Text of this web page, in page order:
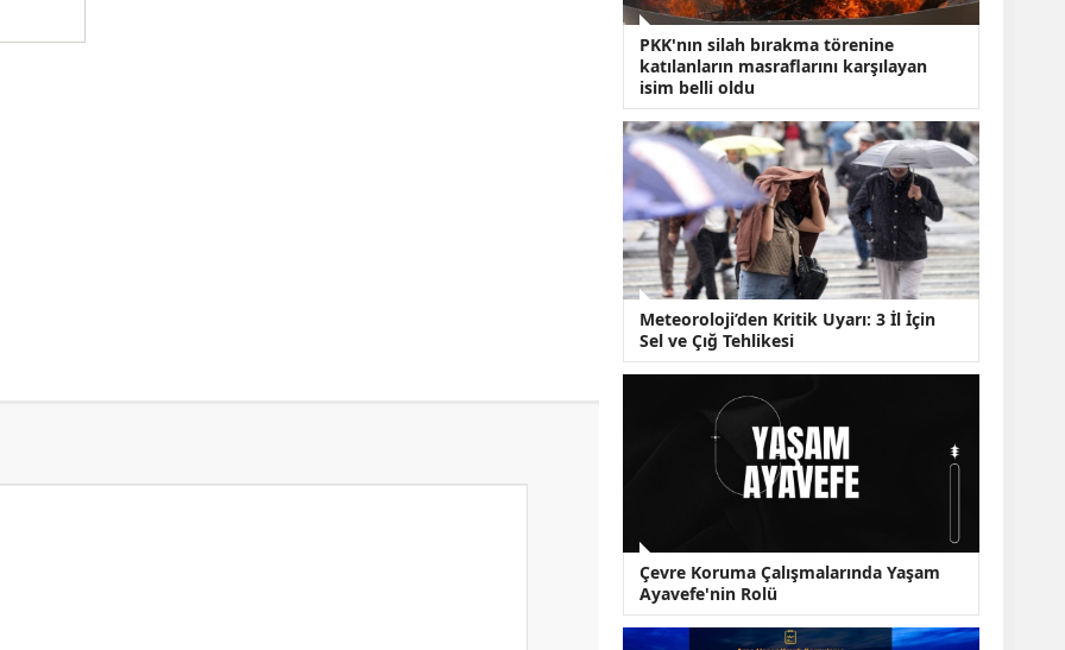
Emekli Maaşlarında
Temmuz Hesabı:
Zam Oranı ve Taban
Aylık İçin Yeni
PKK'nın silah bırakma törenine
katılanların masraflarını karşılayan
isim belli oldu
Meteoroloji’den Kritik Uyarı: 3 İl İçin
Sel ve Çığ Tehlikesi
Çevre Koruma Çalışmalarında Yaşam
Ayavefe'nin Rolü